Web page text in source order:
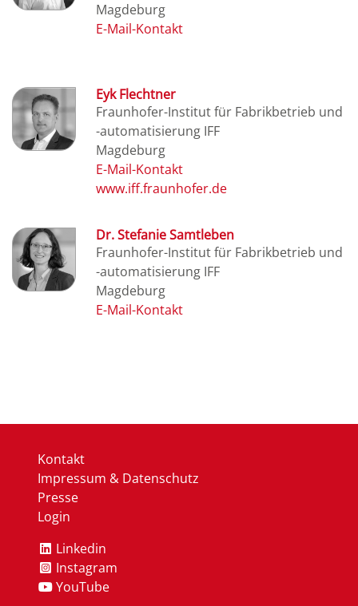
Magdeburg
Eyk Flechtner
Fraunhofer-Institut für Fabrikbetrieb und
-automatisierung IFF
Magdeburg
www.iff.fraunhofer.de
Dr. Stefanie Samtleben
Fraunhofer-Institut für Fabrikbetrieb und
-automatisierung IFF
Magdeburg
Kontakt
Impressum & Datenschutz
Presse
Login
Linkedin
Instagram
YouTube